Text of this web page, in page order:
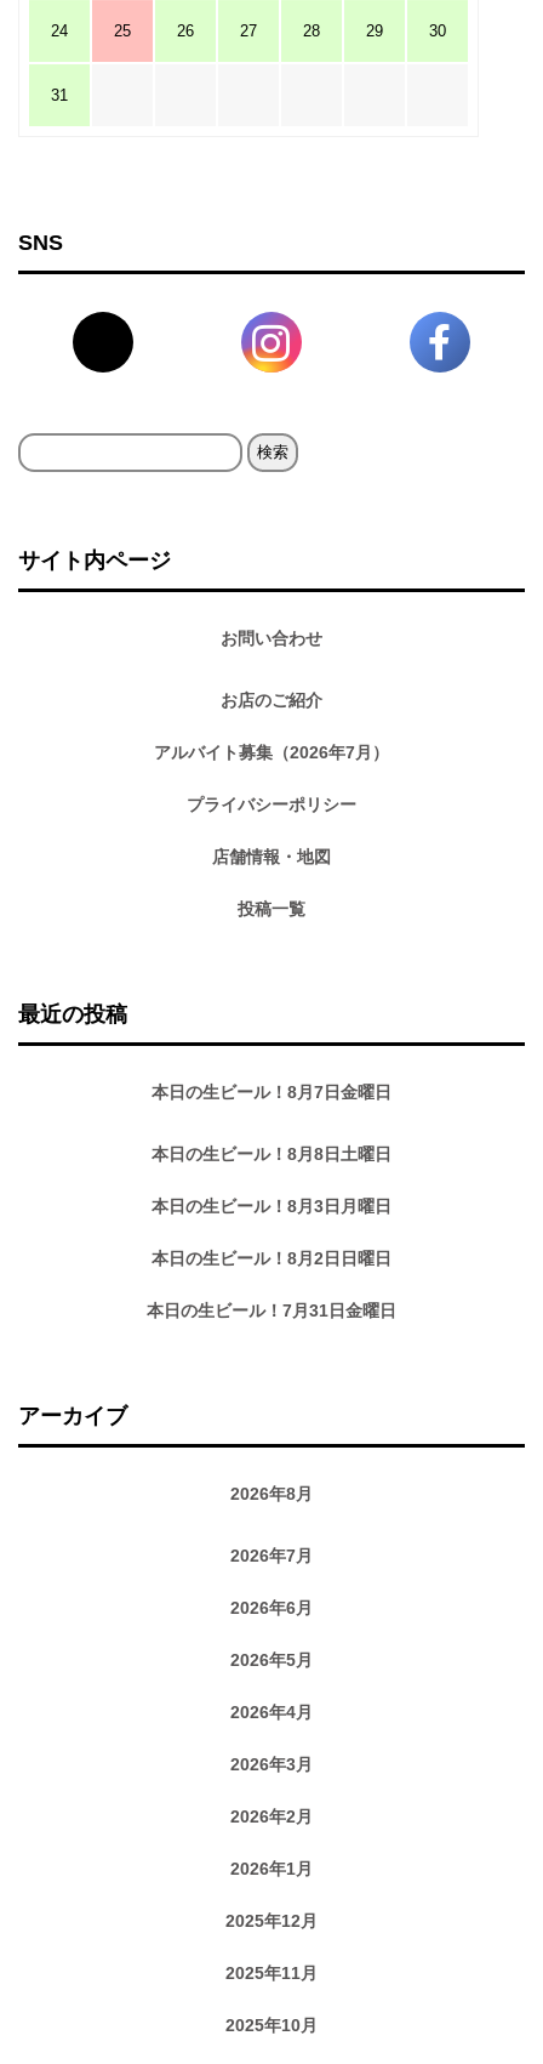
24 25 26 27 28 29 30
31
SNS
検
サイト内ページ
お問い合わせ
お店のご紹介
アルバイト募集（2026年7月）
プライバシーポリシー
店舗情報・地図
投稿一覧
最近の投稿
本日の生ビール！8月7日金曜日
本日の生ビール！8月8日土曜日
本日の生ビール！8月3日月曜日
本日の生ビール！8月2日日曜日
本日の生ビール！7月31日金曜日
アーカイブ
2026年8月
2026年7月
2026年6月
2026年5月
2026年4月
2026年3月
2026年2月
2026年1月
2025年12月
2025年11月
2025年10月